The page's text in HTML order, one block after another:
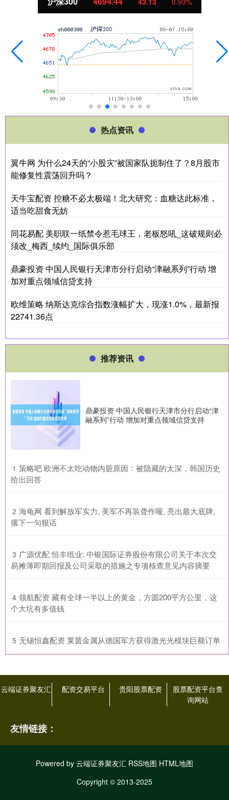
热点资讯
翼牛网 为什么24天的“小股灾”被国家队扼制住了？8月股市
能修复性震荡回升吗？
天牛宝配资 控糖不必太极端！北大研究：血糖达此标准，
适当吃甜食无妨
同花易配 美职联一纸禁令惹毛球王，老板怒吼_这破规则必
须改_梅西_续约_国际俱乐部
鼎豪投资 中国人民银行天津市分行启动“津融系列”行动 增
加对重点领域信贷支持
欧维策略 纳斯达克综合指数涨幅扩大，现涨1.0%，最新报
22741.36点
推荐资讯
鼎豪投资 中国人民银行天津市分行启动“津
融系列”行动 增加对重点领域信贷支持
1 ​策略吧 欧洲不太吃动物内脏原因：被隐藏的太深，韩国历史
给出回答
2 ​海龟网 看到解放军实力, 美军不再装聋作哑, 亮出最大底牌,
撂下一句狠话
3 ​广源优配 恒丰纸业: 中银国际证券股份有限公司关于本次交
易摊薄即期回报及公司采取的措施之专项核查意见内容摘要
4 ​领航配资 藏有全球一半以上的黄金，方圆200平方公里，这
个大坑有多值钱
5 ​无锡恒鑫配资 莱茵金属从德国军方获得激光光模块巨额订单
云端证券聚友汇 配资交易平台 贵阳股票配资
股票配资平台查
询网站
友情链接：
Powered by 云端证券聚友汇 RSS地图 HTML地图
Copyright © 2013-2025